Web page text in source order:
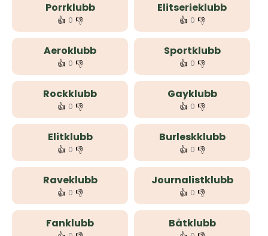
Porrklubb
👍 0 👎
Elitserieklubb
👍 0 👎
Aeroklubb
👍 0 👎
Sportklubb
👍 0 👎
Rockklubb
👍 0 👎
Gayklubb
👍 0 👎
Elitklubb
👍 0 👎
Burleskklubb
👍 0 👎
Raveklubb
👍 0 👎
Journalistklubb
👍 0 👎
Fanklubb Båtklubb